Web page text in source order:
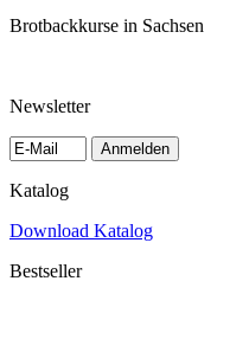
Brotbackkurse in Sachsen
Newsletter
Anmelden
Katalog
Download Katalog
Bestseller